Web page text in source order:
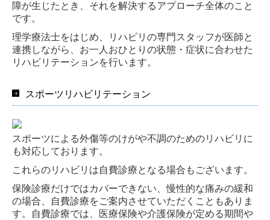
障が生じたとき、それを解決するアプローチ全体のこと
です。
理学療法士をはじめ、リハビリの専門スタッフが医師と
連携しながら、お一人おひとりの状態・症状に合わせた
リハビリテーションを行います。
スポーツリハビリテーション
スポーツによる外傷等のけがや不調のためのリハビリに
も対応しております。
これらのリハビリは自費診療となる場合もございます。
保険診療だけではカバーできない、慢性的な痛みの緩和
の場合、自費診療をご案内させていただくこともありま
す。自費診療では、医療保険や介護保険が定める期間や